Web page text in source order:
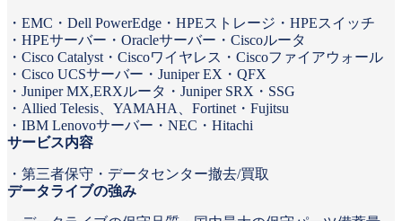
EMC Dell PowerEdge HPEストレージ
HPEスイッチ
HPEサーバー
Oracleサーバー
Ciscoルータ
Cisco Catalyst
Ciscoワイヤレス
Ciscoファイアウォール
Cisco UCSサーバー
Juniper EX・QFX
Juniper MX,ERXルータ
Juniper SRX・SSG
Allied Telesis、YAMAHA、Fortinet
Fujitsu
IBM Lenovoサーバー
NEC
Hitachi
サービス内容
第三者保守
データセンター撤去/買取
データライブの強み